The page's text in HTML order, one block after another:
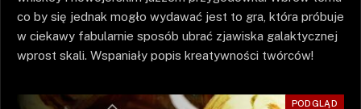
co by się jednak mogło wydawać jest to gra, która próbuje
w ciekawy fabularnie sposób ubrać zjawiska galaktycznej
wprost skali. Wspaniały popis kreatywności twórców!
PODGLĄD